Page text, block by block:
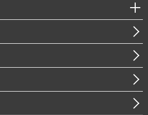
コンプライアンス）・防災（政策）
ーツ・スマートシティ
システム
）